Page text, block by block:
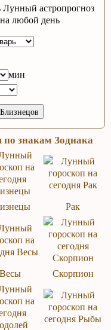
астропрогноз
любой день
мин
знакам Зодиака
Рак
Весы Скорпион